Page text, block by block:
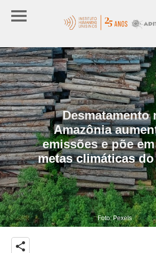
Desmatamento
Amazônia
emissões e põe
metas climáticas
Foto: Pexels
share